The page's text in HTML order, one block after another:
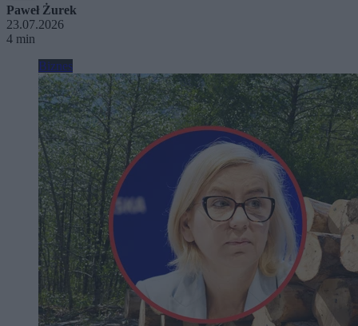
Paweł Żurek
23.07.2026
4 min
Biznes